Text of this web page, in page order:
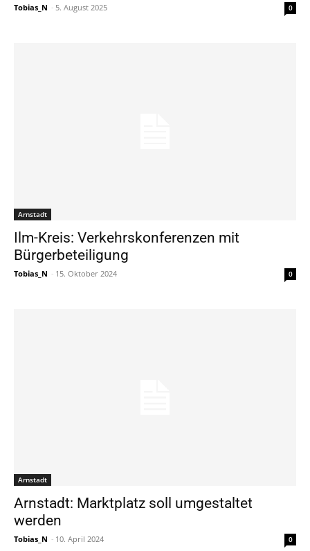
Tobias_N - 5. August 2025 0
Arnstadt
Ilm-Kreis: Verkehrskonferenzen mit
Bürgerbeteiligung
Tobias_N - 15. Oktober 2024 0
Arnstadt
Arnstadt: Marktplatz soll umgestaltet
werden
Tobias_N - 10. April 2024 0